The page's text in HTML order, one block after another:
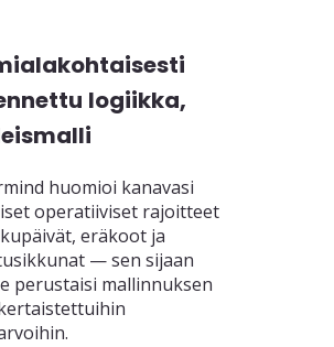
logiikka,
huomioi kanavasi
operatiiviset rajoitteet
eräkoot ja
— sen sijaan
perustaisi mallinnuksen